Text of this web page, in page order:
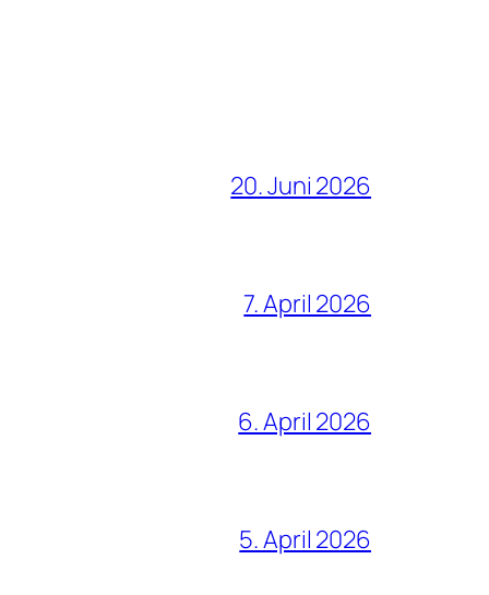
20. Juni 2026
7. April 2026
6. April 2026
5. April 2026